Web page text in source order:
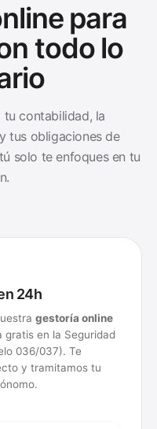
para
todo lo
contabilidad, la
tus obligaciones de
solo te enfoques en tu
24h
gestoría online
gratis en la Seguridad
036/037). Te
y tramitamos tu